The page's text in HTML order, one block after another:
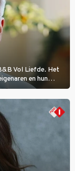
Vol Liefde. Het
en hun
De 62-jarige